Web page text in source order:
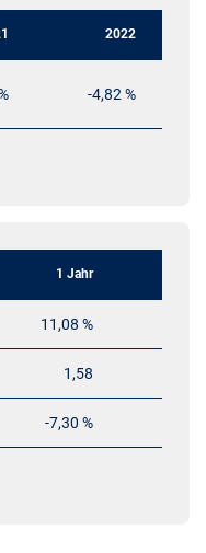
2022
-4,82 %
1 Jahr
11,08 %
1,58
-7,30 %